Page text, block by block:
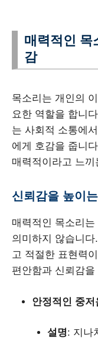
매력적인 목
감
목소리는 개인의
요한 역할을 합니
는 사회적 소통에
에게 호감을 줍니
매력적이라고 느
신뢰감을 높이
매력적인 목소리
의미하지 않습니
고 적절한 표현력
편안함과 신뢰감을
안정적인 중저
설명: 지나